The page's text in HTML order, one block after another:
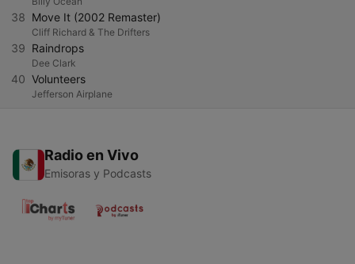
38 Move It (2002 Remaster)
Cliff Richard & The Drifters
39 Raindrops
Dee Clark
40 Volunteers
Jefferson Airplane
Radio en Vivo
Emisoras y Podcasts